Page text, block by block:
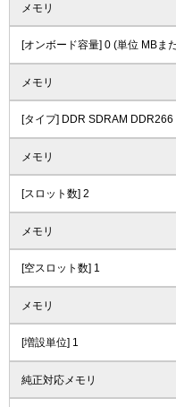
メモリ
[オンボード容量] 0 (単位 MBま
メモリ
[タイプ] DDR SDRAM
メモリ
[スロット数] 2
メモリ
[空スロット数] 1
メモリ
[増設単位] 1
純正対応メモリ